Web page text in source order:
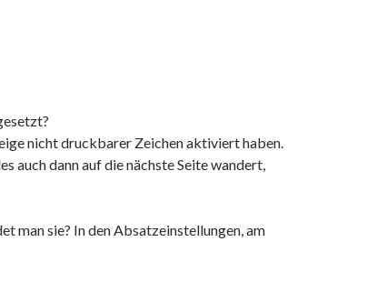
nicht druckbarer Zeichen aktiviert haben.
auch dann auf die nächste Seite wandert,
man sie? In den Absatzeinstellungen, am